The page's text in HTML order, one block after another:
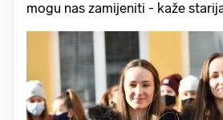
mogu nas zamijeniti - kaže